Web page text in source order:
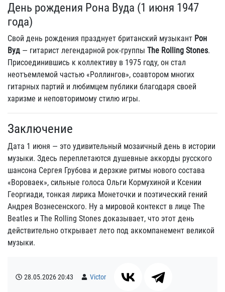
День рождения Рона Вуда (1 июня 1947
года)
Свой день рождения празднует британский музыкант Рон
Вуд — гитарист легендарной рок-группы The Rolling Stones.
Присоединившись к коллективу в 1975 году, он стал
неотъемлемой частью «Роллингов», соавтором многих
гитарных партий и любимцем публики благодаря своей
харизме и неповторимому стилю игры.
Заключение
Дата 1 июня — это удивительный мозаичный день в истории
музыки. Здесь переплетаются душевные аккорды русского
шансона Сергея Грубова и дерзкие ритмы нового состава
«Вороваек», сильные голоса Ольги Кормухиной и Ксении
Георгиади, тонкая лирика Монеточки и поэтический гений
Андрея Вознесенского. Ну а мировой контекст в лице The
Beatles и The Rolling Stones доказывает, что этот день
действительно открывает лето под аккомпанемент великой
музыки.
28.05.202620:43 Victor